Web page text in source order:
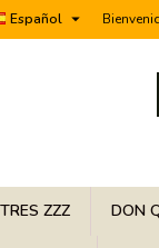
Español 
ZZZ DON